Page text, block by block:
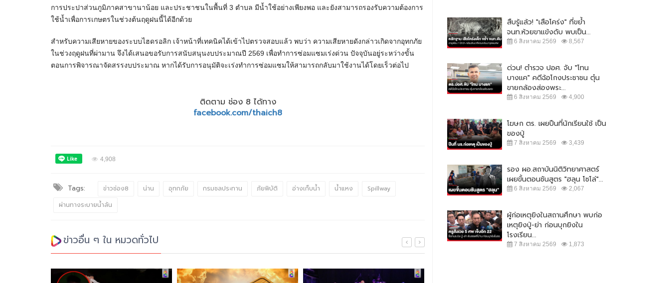
การประปาส่วนภูมิภาคสาขานาน้อย และประชาชนในพื้นที่ 3 ตำบล มีน้ำใช้อย่างเพียงพอ และยังสามารถรองรับความต้องการ
ใช้น้ำเพื่อการเกษตรในช่วงต้นฤดูฝนนี้ได้อีกด้วย
สำหรับความเสียหายของระบบไฮดรอลิก เจ้าหน้าที่เทคนิคได้เข้าไปตรวจสอบแล้ว พบว่า ความเสียหายดังกล่าวเกิดจากอุทกภัย
ในช่วงฤดูฝนที่ผ่ามาน จึงได้เสนอขอรับการสนับสนุนงบประมาณปี 2569 เพื่อทำการซ่อมแซมเร่งด่วน ปัจจุบันอยู่ระหว่างขั้น
ตอนการพิจารณาจัดสรรงบประมาณ หากได้รับการอนุมัติจะเร่งทำการซ่อมแซมให้สามารถกลับมาใช้งานได้โดยเร็วต่อไป
ติดตาม ช่อง 8 ได้ทาง
facebook.com/thaich8
4,908
Tags: ข่าวช่อง8 น่าน อุทกภัย กรมชลประทาน ภัยพิบัติ อ่างเก็บน้ำ น้ำแหง
Spillway
ผ่านทางระบายน้ำล้น
ข่าวอื่น ๆ ใน หมวดทั่วไป
สืบรู้แล้ว! "เสือโคร่ง" ที่ขย้ำ
จนท.ห้วยขาแข้งดับ พบเป็น...
6 สิงหาคม 2569 8,567
ด่วน! ตำรวจ ปอศ. จับ "โทน
บางแค" คดีฉ้อโกงประชาชน ตุ๋น
ขายกล้องส่องพระ...
6 สิงหาคม 2569 4,900
โฆษก ตร. เผยปืนที่นักเรียนใช้ เป็น
ของปู่
7 สิงหาคม 2569 3,439
รอง ผอ.สถาบันนิติวิทยาศาสตร์
เผยขั้นตอนชันสูตร "ฮลุน โซโล่"...
6 สิงหาคม 2569 2,067
ผู้ก่อเหตุยิงในสถานศึกษา พบก่อ
เหตุยิงปู่-ย่า ก่อนบุกยิงใน
โรงเรียน...
7 สิงหาคม 2569 1,873